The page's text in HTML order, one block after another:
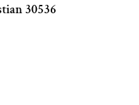
30536